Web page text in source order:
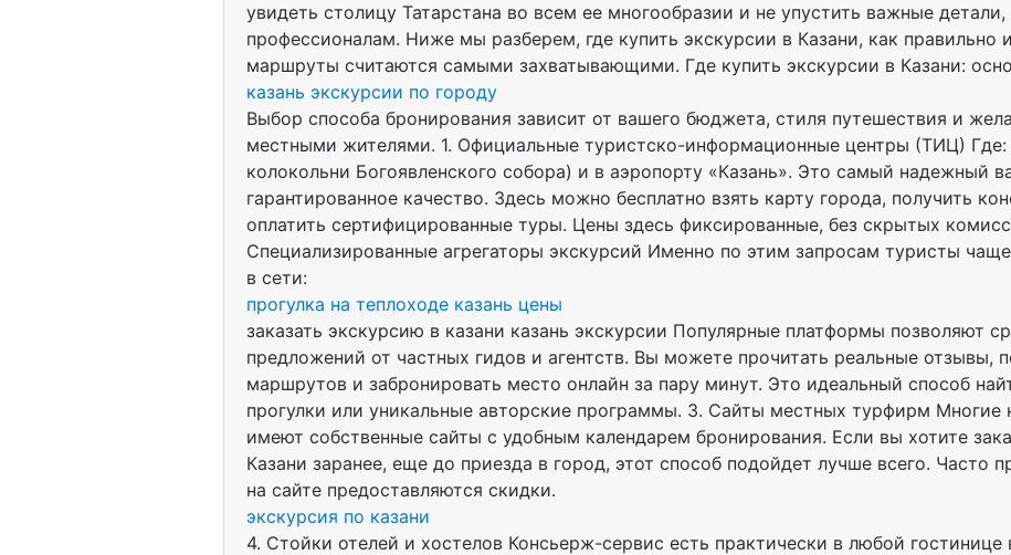
увидеть столицу Татарстана во всем ее многообразии и не упустить важные детали,
профессионалам. Ниже мы разберем, где купить экскурсии в Казани, как правильно
маршруты считаются самыми захватывающими. Где купить экскурсии в Казани:
казань экскурсии по городу
Выбор способа бронирования зависит от вашего бюджета, стиля путешествия и
местными жителями. 1. Официальные туристско-информационные центры (ТИЦ) Где:
колокольни Богоявленского собора) и в аэропорту «Казань». Это самый надежный
гарантированное качество. Здесь можно бесплатно взять карту города, получить
оплатить сертифицированные туры. Цены здесь фиксированные, без скрытых
Специализированные агрегаторы экскурсий Именно по этим запросам туристы
в сети:
прогулка на теплоходе казань цены
заказать экскурсию в казани казань экскурсии Популярные платформы позволяют
предложений от частных гидов и агентств. Вы можете прочитать реальные отзывы,
маршрутов и забронировать место онлайн за пару минут. Это идеальный способ
прогулки или уникальные авторские программы. 3. Сайты местных турфирм Многие
имеют собственные сайты с удобным календарем бронирования. Если вы хотите
Казани заранее, еще до приезда в город, этот способ подойдет лучше всего. Часто
на сайте предоставляются скидки.
экскурсия по казани
4. Стойки отелей и хостелов Консьерж-сервис есть практически в любой гостинице